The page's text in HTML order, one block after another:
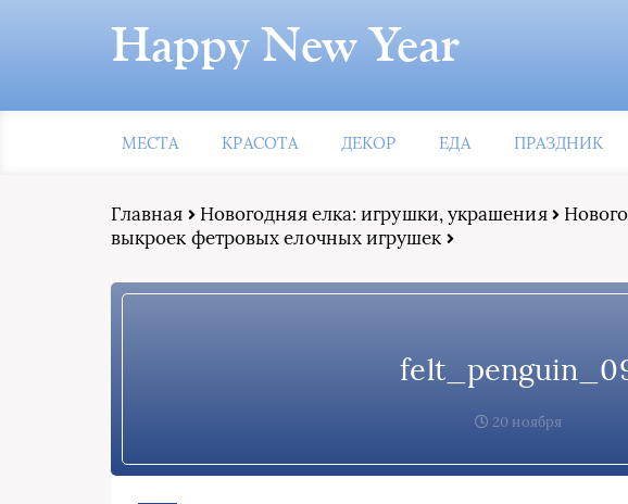
Happy New Year
МЕСТА КРАСОТА ДЕКОР ЕДА ПРАЗДНИК
Главная Новогодняя елка: игрушки, украшения
выкроек фетровых елочных игрушек
20 ноября